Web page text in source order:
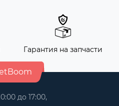
Гарантия на запчасти
до 17:00,